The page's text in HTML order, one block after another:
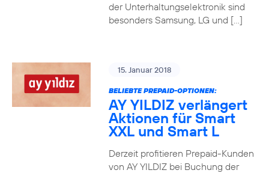
der Unterhaltungselektronik sind
besonders Samsung, LG und […]
15. Januar 2018
BELIEBTE PREPAID-OPTIONEN:
AY YILDIZ verlängert
Aktionen für Smart
XXL und Smart L
Derzeit profitieren Prepaid-Kunden
von AY YILDIZ bei Buchung der